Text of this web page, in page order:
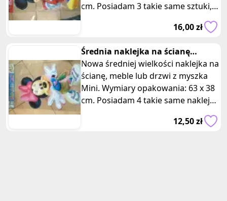
cm. Posiadam 3 takie same sztuki,
16,00 zł
Średnia naklejka na ścianę
myszka Mini Disney
Nowa średniej wielkości naklejka na
ścianę, meble lub drzwi z myszka
Mini. Wymiary opakowania: 63 x 38
cm. Posiadam 4 takie same naklejki,
12,50 zł